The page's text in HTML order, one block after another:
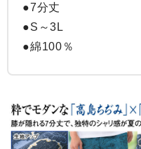
●7分丈
●S～3L
●綿100％